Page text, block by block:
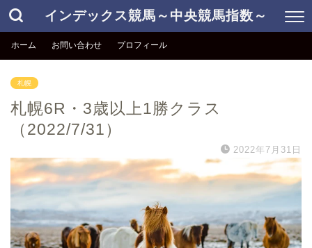
インデックス競馬～中央競馬指数～
ホーム お問い合わせ プロフィール
札幌
札幌6R・3歳以上1勝クラス
（2022/7/31）
2022年7月31日